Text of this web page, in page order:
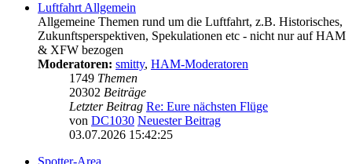
Luftfahrt Allgemein
Allgemeine Themen rund um die Luftfahrt, z.B. Historisches,
Zukunftsperspektiven, Spekulationen etc - nicht nur auf HAM
& XFW bezogen
Moderatoren: smitty, HAM-Moderatoren
1749 Themen
20302 Beiträge
Letzter Beitrag Re: Eure nächsten Flüge
von DC1030 Neuester Beitrag
03.07.2026 15:42:25